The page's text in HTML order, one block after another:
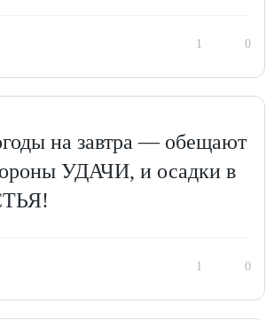
1 0
на завтра — обещают
УДАЧИ, и осадки в
1 0